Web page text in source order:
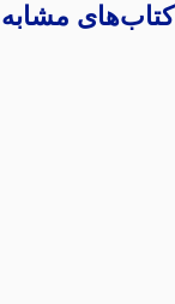
کتاب‌های مشابه